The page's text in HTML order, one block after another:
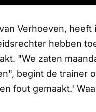
Verhoeven,
hebben
"We zaten
begint de trainer
fout gemaakt.'